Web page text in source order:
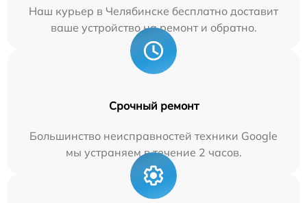
Наш курьер в Челябинске бесплатно доставит
ваше устройство на ремонт и обратно.
Срочный ремонт
Большинство неисправностей техники Google
мы устраняем в течение 2 часов.